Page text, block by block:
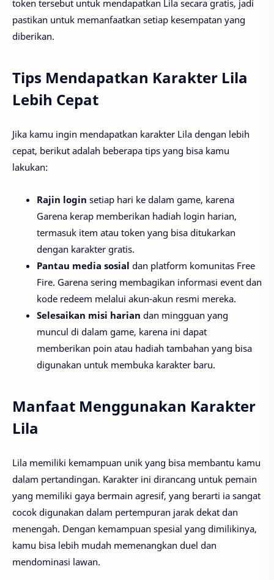
token tersebut untuk mendapatkan Lila secara gratis, jadi
pastikan untuk memanfaatkan setiap kesempatan yang
diberikan.
Tips Mendapatkan Karakter Lila
Lebih Cepat
Jika kamu ingin mendapatkan karakter Lila dengan lebih
cepat, berikut adalah beberapa tips yang bisa kamu
lakukan:
Rajin login setiap hari ke dalam game, karena
Garena kerap memberikan hadiah login harian,
termasuk item atau token yang bisa ditukarkan
dengan karakter gratis.
Pantau media sosial dan platform komunitas Free
Fire. Garena sering membagikan informasi event dan
kode redeem melalui akun-akun resmi mereka.
Selesaikan misi harian dan mingguan yang
muncul di dalam game, karena ini dapat
memberikan poin atau hadiah tambahan yang bisa
digunakan untuk membuka karakter baru.
Manfaat Menggunakan Karakter
Lila
Lila memiliki kemampuan unik yang bisa membantu kamu
dalam pertandingan. Karakter ini dirancang untuk pemain
yang memiliki gaya bermain agresif, yang berarti ia sangat
cocok digunakan dalam pertempuran jarak dekat dan
menengah. Dengan kemampuan spesial yang dimilikinya,
kamu bisa lebih mudah memenangkan duel dan
mendominasi lawan.